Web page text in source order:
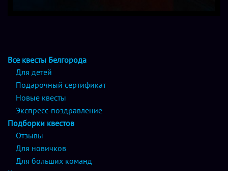
Все квесты Белгорода
Для детей
Подарочный сертификат
Новые квесты
Экспресс-поздравление
Подборки квестов
Отзывы
Для новичков
Для больших команд